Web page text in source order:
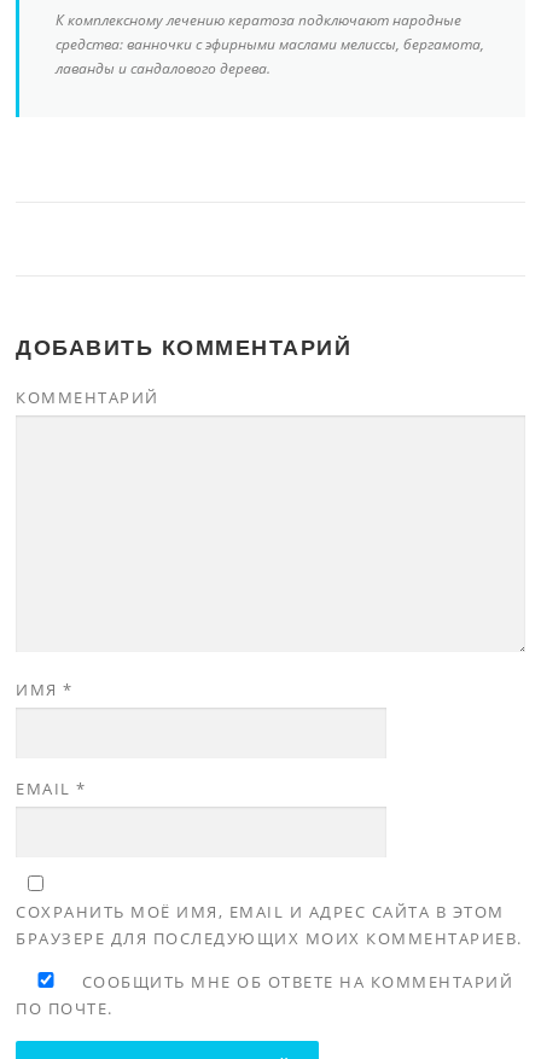
К комплексному лечению кератоза подключают народные
средства: ванночки с эфирными маслами мелиссы, бергамота,
лаванды и сандалового дерева.
ДОБАВИТЬ КОММЕНТАРИЙ
КОММЕНТАРИЙ
ИМЯ*
EMAIL*
СОХРАНИТЬ МОЁ ИМЯ, EMAIL И АДРЕС САЙТА В ЭТОМ
БРАУЗЕРЕ ДЛЯ ПОСЛЕДУЮЩИХ МОИХ КОММЕНТАРИЕВ.
СООБЩИТЬ МНЕ ОБ ОТВЕТЕ НА КОММЕНТАРИЙ
ПО ПОЧТЕ.